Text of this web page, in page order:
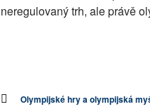
neregulovaný trh, ale právě
Olympijské hry a olympijská